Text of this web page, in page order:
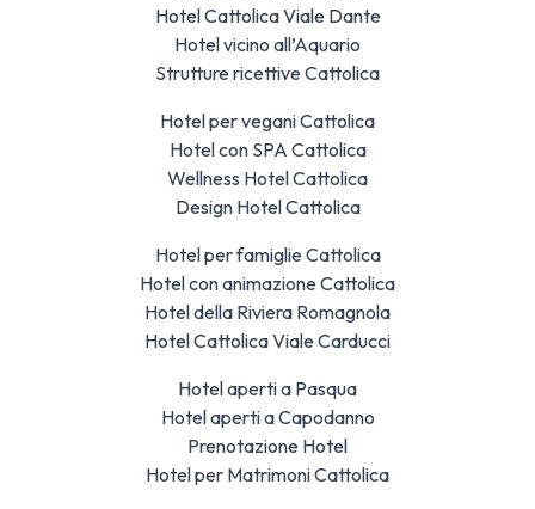
Hotel Cattolica Viale Dante
Hotel vicino all’Aquario
Strutture ricettive Cattolica
Hotel per vegani Cattolica
Hotel con SPA Cattolica
Wellness Hotel Cattolica
Design Hotel Cattolica
Hotel per famiglie Cattolica
Hotel con animazione Cattolica
Hotel della Riviera Romagnola
Hotel Cattolica Viale Carducci
Hotel aperti a Pasqua
Hotel aperti a Capodanno
Prenotazione Hotel
Hotel per Matrimoni Cattolica